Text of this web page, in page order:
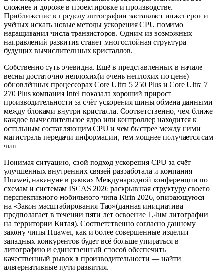
сложнее и дороже в проектировке и производстве.
Приближение к пределу литографии заставляет инженеров и
учёных искать новые методы ускорения CPU помимо
наращивания числа транзисторов. Одним из возможных
направлений развития станет многослойная структура
будущих вычислительных кристаллов.
Собственно суть очевидна. Ещё в представленных в начале
весны достаточно неплохих(и очень неплохих по цене)
обновлённых процессорах Core Ultra 5 250 Plus и Core Ultra 7
270 Plus компания Intel показала хороший прирост
производительности за счёт ускорения шины обмена данными
между блоками внутри кристалла. Соответственно, чем ближе
каждое вычислительное ядро или контроллер находится к
остальным составляющим CPU и чем быстрее между ними
магистраль передачи информации, тем мощнее получается сам
чип.
Понимая ситуацию, свой подход ускорения CPU за счёт
улучшенных внутренних связей разработала и компания
Huawei, накануне в рамках Международной конференции по
схемам и системам ISCAS 2026 раскрывшая структуру своего
перспективного мобильного чипа Kirin 2026, опирающуюся
на «Закон масштабирования Тао»(данная инициатива
предполагает в течении пяти лет освоение 1,4нм литографии
на территории Китая). Соответственно согласно данному
закону чипы Huawei, как и более совершенные изделия
западных конкурентов будет всё больше упираться в
литографию и единственный способ обеспечить
качественный рывок в производительности — найти
альтернативные пути развития.